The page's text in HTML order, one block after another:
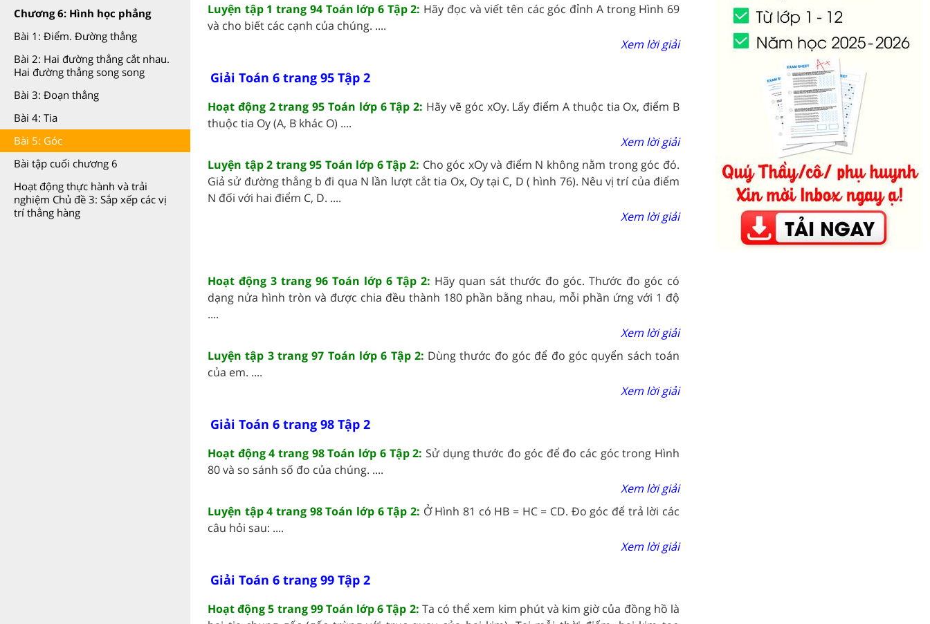
Chương 6: Hình học phẳng
Bài 1: Điểm. Đường thẳng
Bài 2: Hai đường thẳng cắt nhau.
Hai đường thẳng song song
Bài 3: Đoạn thẳng
Bài 4: Tia
Bài 5: Góc
Bài tập cuối chương 6
Hoạt động thực hành và trải
nghiệm Chủ đề 3: Sắp xếp các vị
trí thẳng hàng
Luyện tập 1 trang 94 Toán lớp 6 Tập 2: Hãy đọc và viết tên các góc đỉnh A trong Hình 69
và cho biết các cạnh của chúng. ....
Xem lời giải
Giải Toán 6 trang 95 Tập 2
Hoạt động 2 trang 95 Toán lớp 6 Tập 2: Hãy vẽ góc xOy. Lấy điểm A thuộc tia Ox, điểm B
thuộc tia Oy (A, B khác O) ....
Xem lời giải
Luyện tập 2 trang 95 Toán lớp 6 Tập 2: Cho góc xOy và điểm N không nằm trong góc đó.
Giả sử đường thẳng b đi qua N lần lượt cắt tia Ox, Oy tại C, D ( hình 76). Nêu vị trí của điểm
N đối với hai điểm C, D. ....
Xem lời giải
Hoạt động 3 trang 96 Toán lớp 6 Tập 2: Hãy quan sát thước đo góc. Thước đo góc có
dạng nửa hình tròn và được chia đều thành 180 phần bằng nhau, mỗi phần ứng với 1 độ
....
Xem lời giải
Luyện tập 3 trang 97 Toán lớp 6 Tập 2: Dùng thước đo góc để đo góc quyển sách toán
của em. ....
Xem lời giải
Giải Toán 6 trang 98 Tập 2
Hoạt động 4 trang 98 Toán lớp 6 Tập 2: Sử dụng thước đo góc để đo các góc trong Hình
80 và so sánh số đo của chúng. ....
Xem lời giải
Luyện tập 4 trang 98 Toán lớp 6 Tập 2: Ở Hình 81 có HB = HC = CD. Đo góc để trả lời các
câu hỏi sau: ....
Xem lời giải
Giải Toán 6 trang 99 Tập 2
Hoạt động 5 trang 99 Toán lớp 6 Tập 2: Ta có thể xem kim phút và kim giờ của đồng hồ là